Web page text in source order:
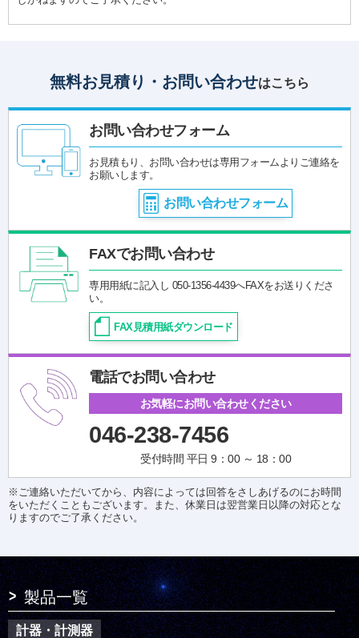
無料お見積り・お問い合わせはこちら
お問い合わせフォーム
お見積もり、お問い合わせは専用フォームよりご連絡を
お願いします。
お問い合わせフォーム
FAXでお問い合わせ
専用用紙に記入し 050-1356-4439へFAXをお送りくださ
い。
FAX見積用紙ダウンロード
電話でお問い合わせ
お気軽にお問い合わせください
046-238-7456
受付時間 平日 9：00 ～ 18：00
※ご連絡いただいてから、内容によっては回答をさしあげるのにお時間
をいただくこともございます。また、休業日は翌営業日以降の対応とな
りますのでご了承ください。
製品一覧
計器・計測器